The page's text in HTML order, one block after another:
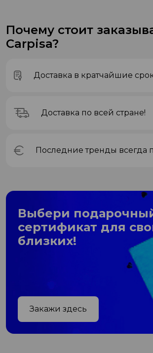
Почему стоит
Carpisa?
Доставка в кратчайшие
Доставка по всей стране!
Последние тренды всегда
Выбери
сертификат для
близких!
Закажи здесь